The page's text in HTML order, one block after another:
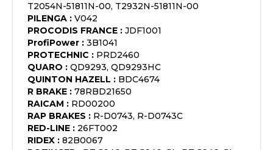
T2054N-51811N-00, T2932N-51811N-00
PILENGA : V042
PROCODIS FRANCE : JDF1001
ProfiPower : 3B1041
PROTECHNIC : PRD2460
QUARO : QD9293, QD9293HC
QUINTON HAZELL : BDC4674
R BRAKE : 78RBD21650
RAICAM : RD00200
RAP BRAKES : R-D0743, R-D0743C
RED-LINE : 26FT002
RIDEX : 82B0067